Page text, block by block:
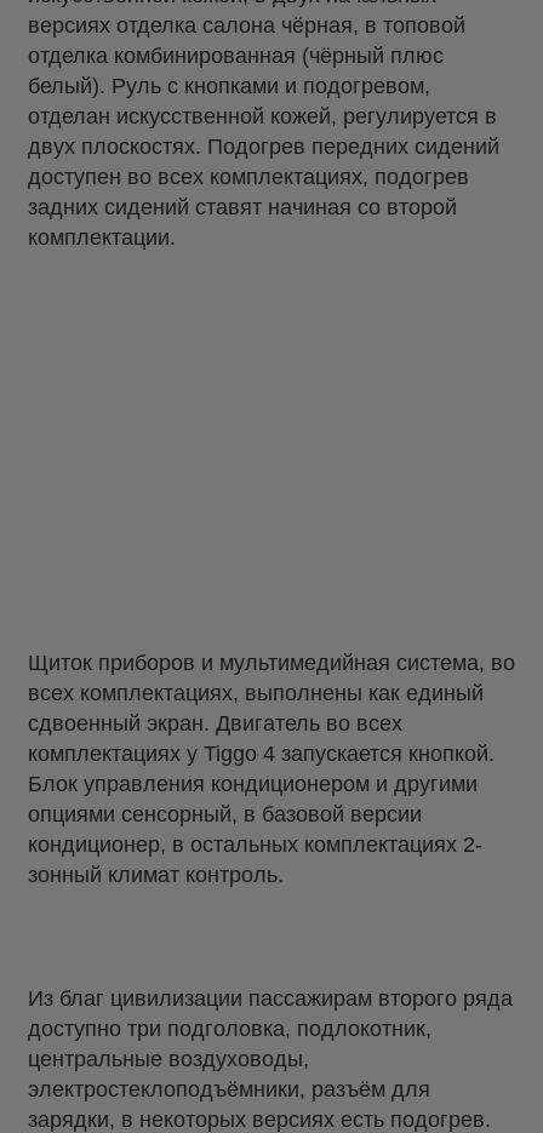
версиях отделка салона чёрная, в топовой
отделка комбинированная (чёрный плюс
белый). Руль с кнопками и подогревом,
отделан искусственной кожей, регулируется в
двух плоскостях. Подогрев передних сидений
доступен во всех комплектациях, подогрев
задних сидений ставят начиная со второй
комплектации.
Щиток приборов и мультимедийная система, во
всех комплектациях, выполнены как единый
сдвоенный экран. Двигатель во всех
комплектациях у Tiggo 4 запускается кнопкой.
Блок управления кондиционером и другими
опциями сенсорный, в базовой версии
кондиционер, в остальных комплектациях 2-
зонный климат контроль.
Из благ цивилизации пассажирам второго ряда
доступно три подголовка, подлокотник,
центральные воздуховоды,
электростеклоподъёмники, разъём для
зарядки, в некоторых версиях есть подогрев.